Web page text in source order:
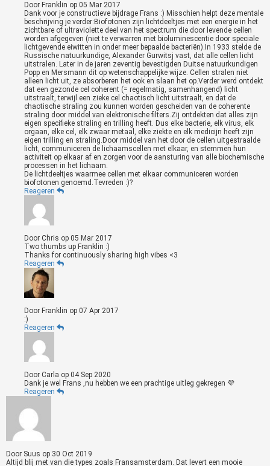
Door Franklin op 05 Mar 2017
Dank voor je constructieve bijdrage Frans :) Misschien helpt deze mentale
beschrijving je verder:Biofotonen zijn lichtdeeltjes met een energie in het
zichtbare of ultraviolette deel van het spectrum die door levende cellen
worden afgegeven (niet te verwarren met bioluminescentie door speciale
lichtgevende eiwitten in onder meer bepaalde bacteriën).In 1933 stelde de
Russische natuurkundige, Alexander Gurwitsj vast, dat alle cellen licht
uitstralen. Later in de jaren zeventig bevestigden Duitse natuurkundigen
Popp en Mersmann dit op wetenschappelijke wijze. Cellen stralen niet
alleen licht uit, ze absorberen het ook en slaan het op.Verder werd ontdekt
dat een gezonde cel coherent (= regelmatig, samenhangend) licht
uitstraalt, terwijl een zieke cel chaotisch licht uitstraalt, en dat de
chaotische straling zou kunnen worden gescheiden van de coherente
straling door middel van elektronische filters.Zij ontdekten dat alles zijn
eigen specifieke straling en trilling heeft. Dus elke bacterie, elk virus, elk
orgaan, elke cel, elk zwaar metaal, elke ziekte en elk medicijn heeft zijn
eigen trilling en straling.Door middel van het door de cellen uitgestraalde
licht, communiceren de lichaamscellen met elkaar, en stemmen hun
activiteit op elkaar af en zorgen voor de aansturing van alle biochemische
processen in het lichaam.
De lichtdeeltjes waarmee cellen met elkaar communiceren worden
biofotonen genoemd.Tevreden :)?
Reageren
Door Chris op 05 Mar 2017
Two thumbs up Franklin :)
Thanks for continuously sharing high vibes <3
Reageren
Door Franklin op 07 Apr 2017
:)
Reageren
Door Carla op 04 Sep 2020
Dank je wel Frans ,nu hebben we een prachtige uitleg gekregen 💜
Reageren
Door Suus op 30 Oct 2019
Altijd blij met van die types zoals Fransamsterdam. Dat levert een mooie